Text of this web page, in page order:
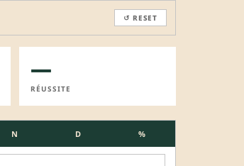
↺ RESET
—
RÉUSSITE
N D %